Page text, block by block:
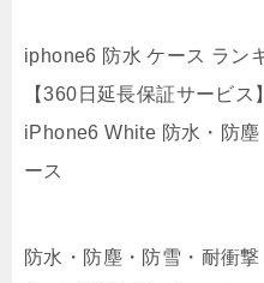
iphone6 防水 ケース ラン
【360日延長保証サービ
iPhone6 White 防水・防
ース
防水・防塵・防雪・耐衝撃